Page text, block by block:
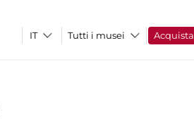
Tutti i musei Acquista